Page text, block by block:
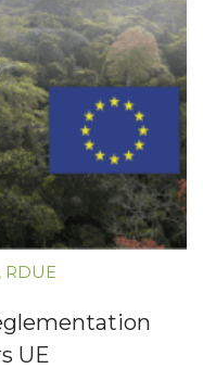
, RDUE
UE